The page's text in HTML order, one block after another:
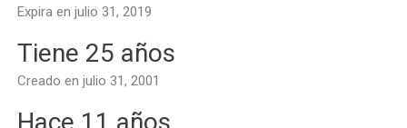
Expira en julio 31, 2019
Tiene 25 años
Creado en julio 31, 2001